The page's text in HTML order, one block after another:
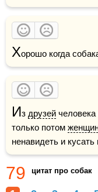
Хорошо когда
Из друзей
только потом
ненавидеть и
79 цитат про собак